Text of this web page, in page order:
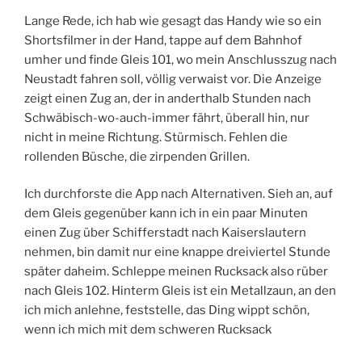
Lange Rede, ich hab wie gesagt das Handy wie so ein
Shortsfilmer in der Hand, tappe auf dem Bahnhof
umher und finde Gleis 101, wo mein Anschlusszug nach
Neustadt fahren soll, völlig verwaist vor. Die Anzeige
zeigt einen Zug an, der in anderthalb Stunden nach
Schwäbisch-wo-auch-immer fährt, überall hin, nur
nicht in meine Richtung. Stürmisch. Fehlen die
rollenden Büsche, die zirpenden Grillen.
Ich durchforste die App nach Alternativen. Sieh an, auf
dem Gleis gegenüber kann ich in ein paar Minuten
einen Zug über Schifferstadt nach Kaiserslautern
nehmen, bin damit nur eine knappe dreiviertel Stunde
später daheim. Schleppe meinen Rucksack also rüber
nach Gleis 102. Hinterm Gleis ist ein Metallzaun, an den
ich mich anlehne, feststelle, das Ding wippt schön,
wenn ich mich mit dem schweren Rucksack